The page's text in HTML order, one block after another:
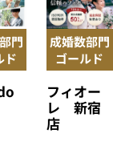
門
ド
成婚数部門
ゴールド
フィオー
レ 新宿
店